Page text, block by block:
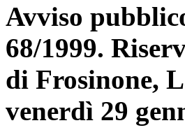
Avviso
68/1999.
di Frosinone,
venerdì 29